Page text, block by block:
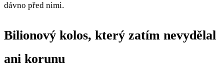
dávno před nimi.
Bilionový kolos, který zatím nevydělal
ani korunu